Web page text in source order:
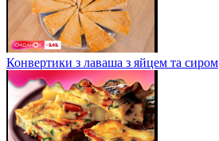
Конвертики з лаваша з яйцем та сиром